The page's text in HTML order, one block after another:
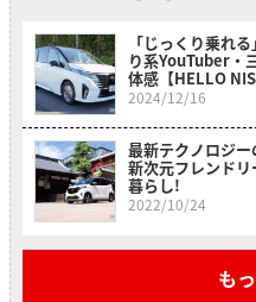
「じっくり乗れ
り系YouTuber・
体感【HELLO
2024/12/16
最新テクノロジー
新次元フレンド
暮らし!
2022/10/24
も